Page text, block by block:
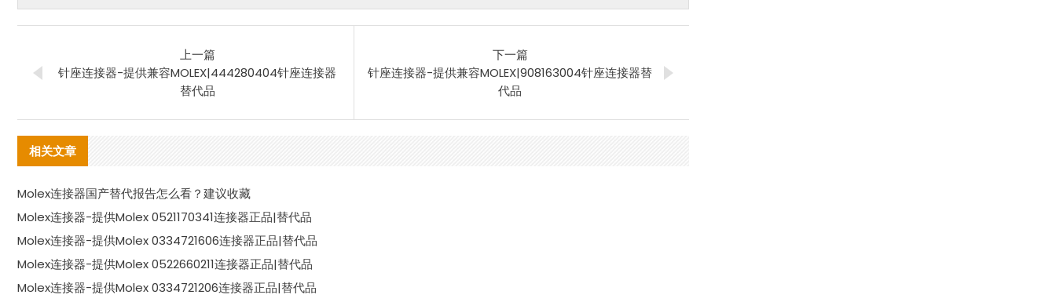
上一篇
针座连接器-提供兼容MOLEX|444280404针座连接器
替代品
下一篇
针座连接器-提供兼容MOLEX|908163004针座连接器替
代品
相关文章
Molex连接器国产替代报告怎么看？建议收藏
Molex连接器-提供Molex 0521170341连接器正品|替代品
Molex连接器-提供Molex 0334721606连接器正品|替代品
Molex连接器-提供Molex 0522660211连接器正品|替代品
Molex连接器-提供Molex 0334721206连接器正品|替代品